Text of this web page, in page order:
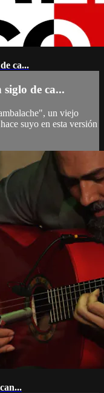
ca...
de ca...
un viejo
suyo en esta versión